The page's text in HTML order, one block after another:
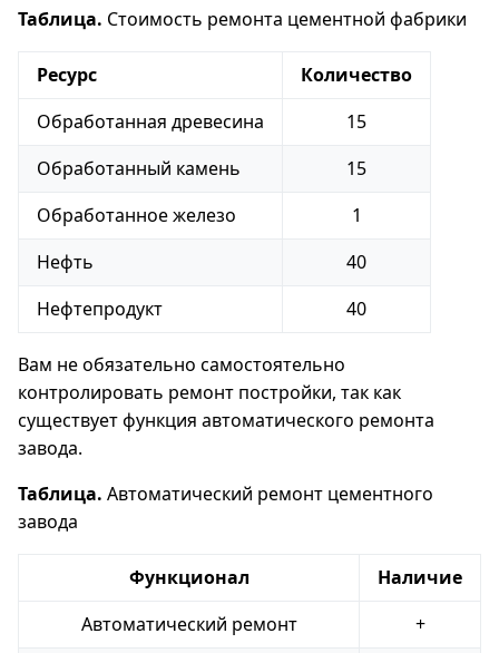
Таблица. Стоимость ремонта цементной фабрики
Ресурс
Количество
Обработанная древесина
15
Обработанный камень
15
Обработанное железо
1
Нефть
40
Нефтепродукт
40
Вам не обязательно самостоятельно
контролировать ремонт постройки, так как
существует функция автоматического ремонта
завода.
Таблица. Автоматический ремонт цементного
завода
Функционал
Наличие
Автоматический ремонт
+